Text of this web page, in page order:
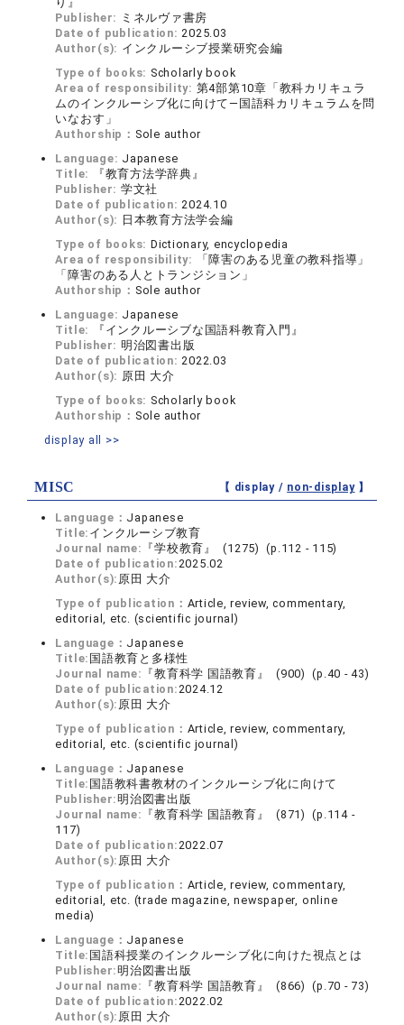
Publisher: ミネルヴァ書房
Date of publication:2025.03
Author(s): インクルーシブ授業研究会編
Type of books: Scholarly book
Area of responsibility: 第4部第10章「教科カリキュラ
ムのインクルーシブ化に向けて―国語科カリキュラムを問
いなおす」
Authorship： Sole author
Language: Japanese
Title:
『教育方法学辞典』
Publisher: 学文社
Date of publication:2024.10
Author(s): 日本教育方法学会編
Type of books: Dictionary, encyclopedia
Area of responsibility:
「障害のある児童の教科指導」
「障害のある人とトランジション」
Authorship： Sole author
Language: Japanese
Title:
『インクルーシブな国語科教育入門』
Publisher: 明治図書出版
Date of publication:2022.03
Author(s): 原田 大介
Type of books: Scholarly book
Authorship： Sole author
display all >>
MISC 【 display / non-display】
Language： Japanese
Title: インクルーシブ教育
Journal name: 『学校教育』 (1275) (p.112 - 115)
Date of publication:2025.02
Author(s): 原田 大介
Type of publication： Article, review, commentary,
editorial, etc. (scientific journal)
Language： Japanese
Title: 国語教育と多様性
Journal name: 『教育科学 国語教育』 (900) (p.40 - 43)
Date of publication:2024.12
Author(s): 原田 大介
Type of publication： Article, review, commentary,
editorial, etc. (scientific journal)
Language： Japanese
Title: 国語教科書教材のインクルーシブ化に向けて
Publisher:明治図書出版
Journal name: 『教育科学 国語教育』 (871) (p.114 -
117)
Date of publication:2022.07
Author(s): 原田 大介
Type of publication： Article, review, commentary,
editorial, etc. (trade magazine, newspaper, online
media)
Language： Japanese
Title: 国語科授業のインクルーシブ化に向けた視点とは
Publisher:明治図書出版
Journal name: 『教育科学 国語教育』 (866) (p.70 - 73)
Date of publication:2022.02
Author(s): 原田 大介